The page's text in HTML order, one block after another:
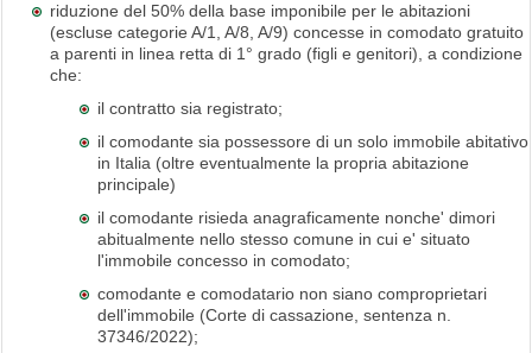
riduzione del 50% della base imponibile per le abitazioni
(escluse categorie A/1, A/8, A/9) concesse in comodato gratuito
a parenti in linea retta di 1° grado (figli e genitori), a condizione
che:
il contratto sia registrato;
il comodante sia possessore di un solo immobile abitativo
in Italia (oltre eventualmente la propria abitazione
principale)
il comodante risieda anagraficamente nonche' dimori
abitualmente nello stesso comune in cui e' situato
l'immobile concesso in comodato;
comodante e comodatario non siano comproprietari
dell'immobile (Corte di cassazione, sentenza n.
37346/2022);